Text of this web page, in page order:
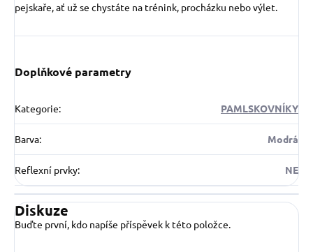
pejskaře, ať už se chystáte na trénink, procházku nebo výlet.
Doplňkové parametry
Kategorie: PAMLSKOVNÍKY
Barva: Modrá
Reflexní prvky: NE
Diskuze
Buďte první, kdo napíše příspěvek k této položce.